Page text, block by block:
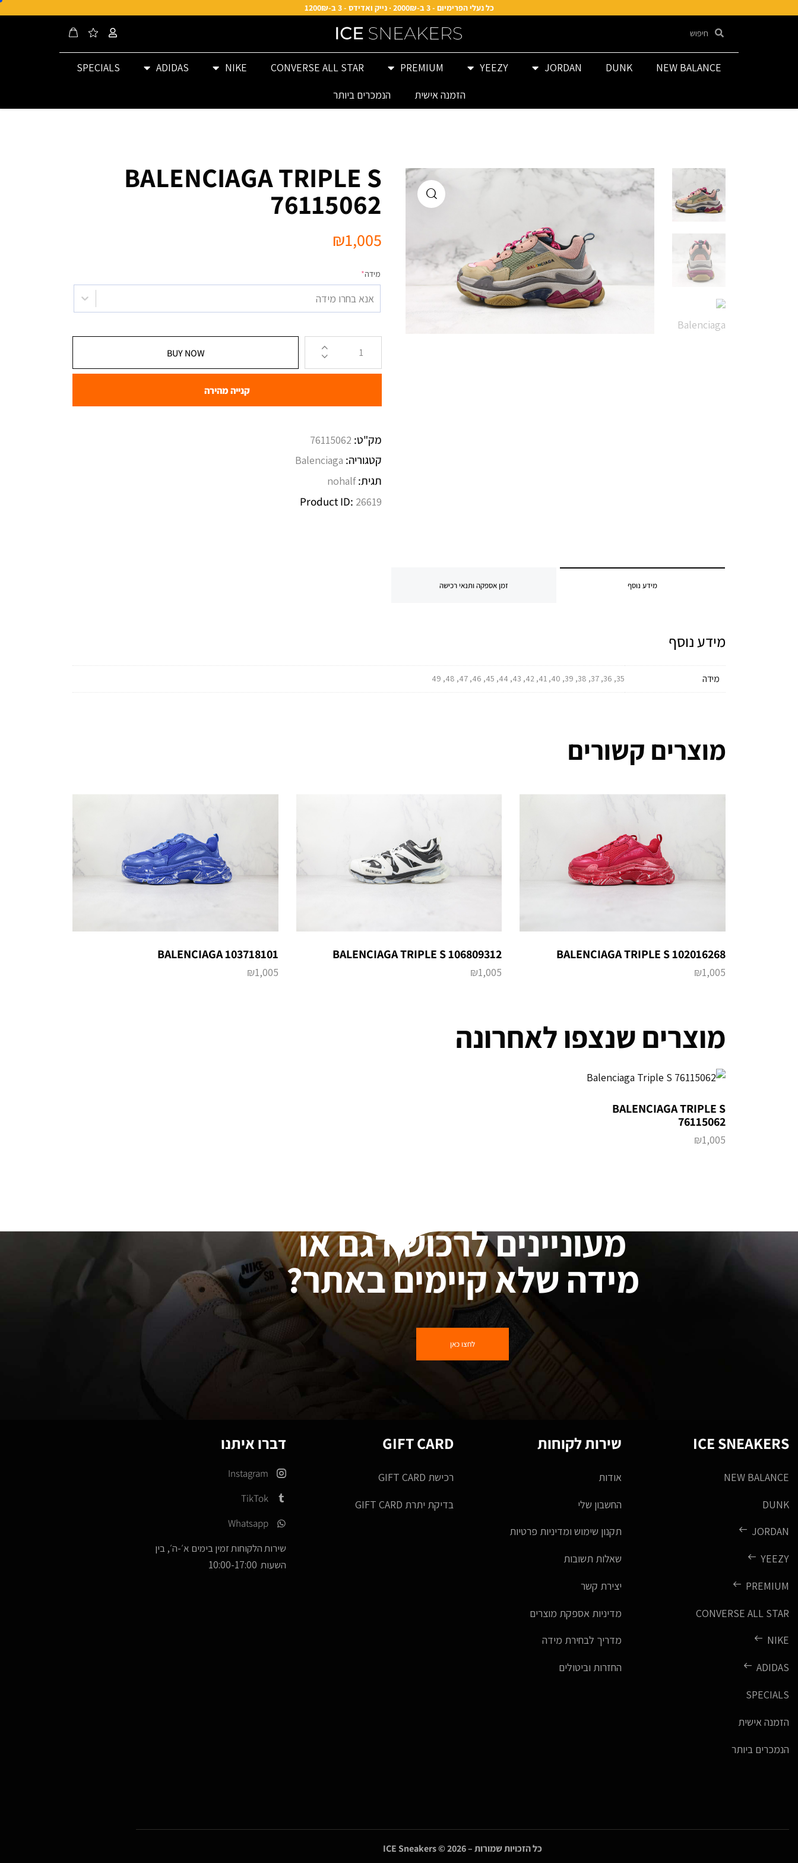
כל נעלי הפרימיום - 3 ב-2000₪ · נייק ואדידס - 3 ב-1200₪
NEW BALANCE
DUNK
JORDAN
YEEZY
PREMIUM
CONVERSE ALL STAR
NIKE
ADIDAS
SPECIALS
הזמנה אישית
הנמכרים ביותר
BALENCIAGA TRIPLE S
76115062
₪1,005
מידה*
אנא בחרו מידה
BUY NOW
קנייה מהירה
מק"ט: 76115062
קטגוריה: Balenciaga
תגית:nohalf
Product ID: 26619
מידע נוסף זמן אספקה ותנאי רכישה
מידע נוסף
מידה 35, 36, 37, 38, 39, 40, 41, 42, 43, 44, 45, 46, 47, 48, 49
מוצרים קשורים
BALENCIAGA TRIPLE S 102016268
₪1,005
BALENCIAGA TRIPLE S 106809312
₪1,005
BALENCIAGA 103718101
₪1,005
מוצרים שנצפו לאחרונה
BALENCIAGA TRIPLE S
76115062
₪1,005
מעוניינים לרכוש דגם או
מידה שלא קיימים באתר?
לחצו כאן
ICE SNEAKERS
NEW BALANCE
DUNK
JORDAN
YEEZY
PREMIUM
CONVERSE ALL STAR
NIKE
ADIDAS
SPECIALS
הזמנה אישית
הנמכרים ביותר
שירות לקוחות
אודות
החשבון שלי
תקנון שימוש ומדיניות פרטיות
שאלות תשובות
יצירת קשר
מדיניות אספקת מוצרים
מדריך לבחירת מידה
החזרות וביטולים
GIFT CARD
רכישת GIFT CARD
בדיקת יתרת GIFT CARD
דברו איתנו
Instagram
TikTok
Whatsapp
שירות הלקוחות זמין בימים א׳-ה׳, בין
השעות 10:00-17:00
כל הזכויות שמורות – ICE Sneakers© 2026